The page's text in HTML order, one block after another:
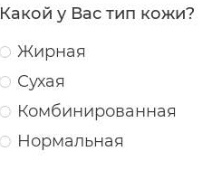
Какой у Вас тип кожи?
Жирная
Сухая
Комбинированная
Нормальная